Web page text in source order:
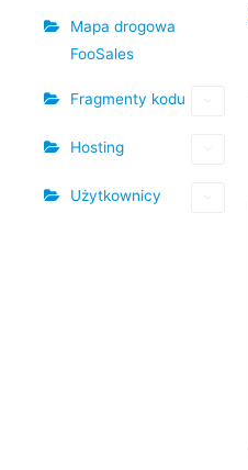
Mapa drogowa
FooSales
Fragmenty kodu
Hosting
Użytkownicy